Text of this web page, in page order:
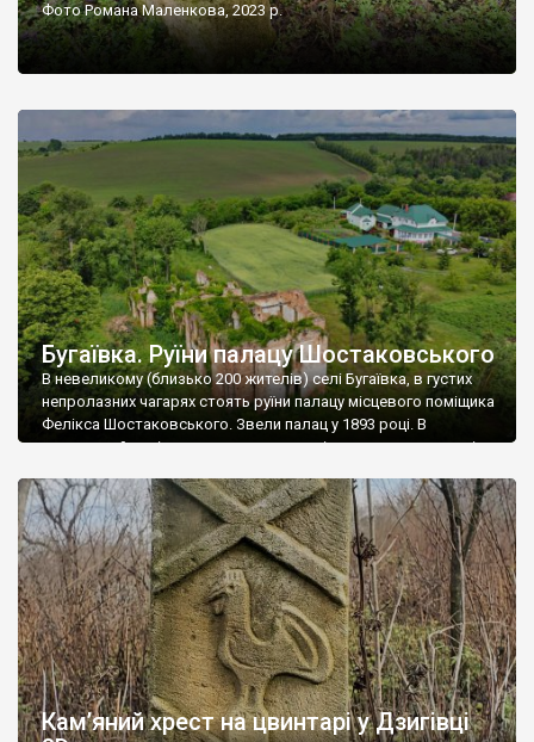
Фото Романа Маленкова, 2023 р.
Бугаївка. Руїни палацу Шостаковського
В невеликому (близько 200 жителів) селі Бугаївка, в густих
непролазних чагарях стоять руїни палацу місцевого поміщика
Фелікса Шостаковського. Звели палац у 1893 році. В
радянський період у ньому спочатку містилася школа, потім
століття тут розмістили туберкульозну лікарню. Коли із
палацу виїхала лікарня – ми точно не […]
Кам’яний хрест на цвинтарі у Дзигівці